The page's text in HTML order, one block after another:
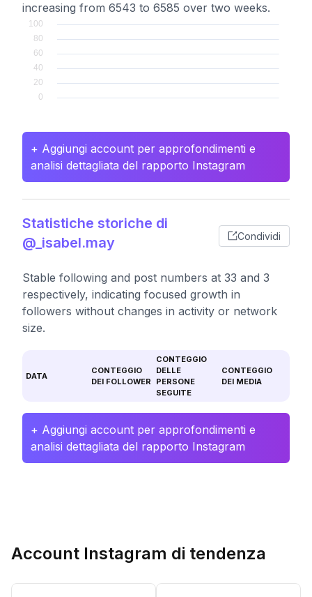
increasing from 6543 to 6585 over two weeks.
+ Aggiungi account per approfondimenti e
analisi dettagliata del rapporto Instagram
Statistiche storiche di
@_isabel.may
Condividi
Stable following and post numbers at 33 and 3
respectively, indicating focused growth in
followers without changes in activity or network
size.
DATA
CONTEGGIO
DEI FOLLOWER
CONTEGGIO
DELLE
PERSONE
SEGUITE
CONTEGGIO
DEI MEDIA
+ Aggiungi account per approfondimenti e
analisi dettagliata del rapporto Instagram
Account Instagram di tendenza